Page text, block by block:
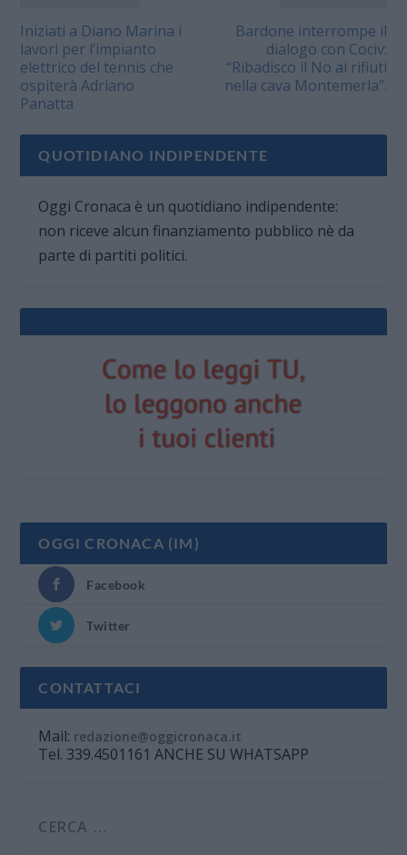
Iniziati a Diano Marina i
lavori per l’impianto
elettrico del tennis che
ospiterà Adriano
Panatta
Bardone interrompe il
dialogo con Cociv:
“Ribadisco il No ai rifiuti
nella cava Montemerla”.
QUOTIDIANO INDIPENDENTE
Oggi Cronaca è un quotidiano indipendente:
non riceve alcun finanziamento pubblico nè da
parte di partiti politici.
OGGI CRONACA (IM)
Facebook
Twitter
CONTATTACI
Mail: redazione@oggicronaca.it
Tel. 339.4501161 ANCHE SU WHATSAPP